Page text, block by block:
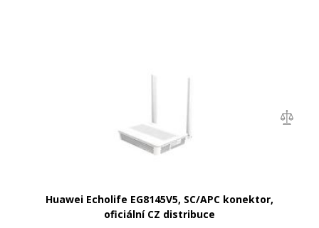
Huawei Echolife EG8145V5, SC/APC konektor,
oficiální CZ distribuce